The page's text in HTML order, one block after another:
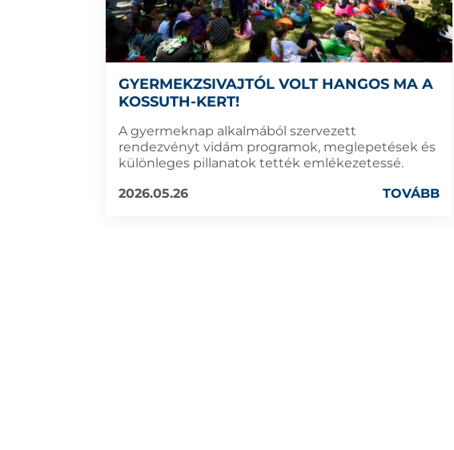
GYERMEKZSIVAJTÓL VOLT HANGOS MA A
KOSSUTH-KERT!
A gyermeknap alkalmából szervezett
rendezvényt vidám programok, meglepetések és
különleges pillanatok tették emlékezetessé.
2026.05.26
TOVÁBB